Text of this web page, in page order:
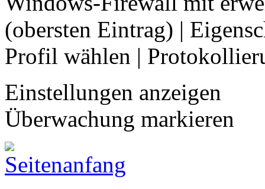
(obersten Eintrag) |
Profil wählen |
Einstellungen anzeigen
Überwachung markieren